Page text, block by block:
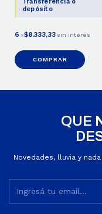
depósito
6 x$8.333,33 sin interés
COMPRAR
QUE
Novedades, lluvia y